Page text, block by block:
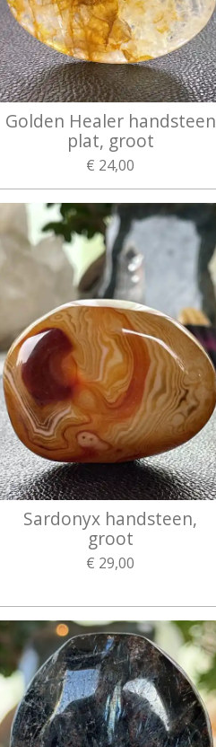
Golden Healer handsteen
plat, groot
€ 24,00
Sardonyx handsteen,
groot
€ 29,00